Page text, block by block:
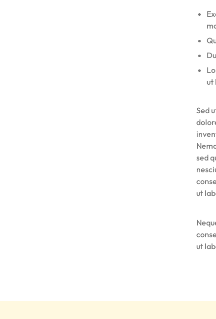
ut
Sed
sed
ut
ut